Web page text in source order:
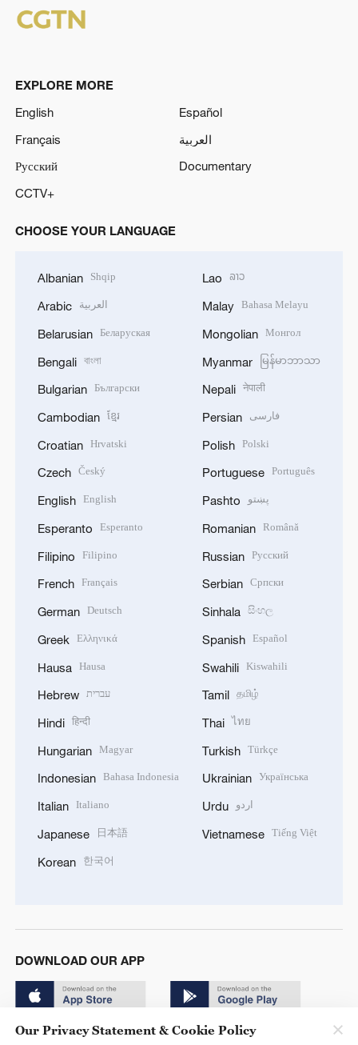
EXPLORE MORE
English
Español
Français
العربية
Русский
Documentary
CCTV+
CHOOSE YOUR LANGUAGE
Albanian Shqip
Arabic العربية
Belarusian Беларуская
Bengali বাংলা
Bulgarian Български
Cambodian ខ្មែរ
Croatian Hrvatski
Czech Český
English English
Esperanto Esperanto
Filipino Filipino
French Français
German Deutsch
Greek Ελληνικά
Hausa Hausa
Hebrew עברית
Hindi हिन्दी
Hungarian Magyar
Indonesian Bahasa Indonesia
Italian Italiano
Japanese 日本語
Korean 한국어
Lao ລາວ
Malay Bahasa Melayu
Mongolian Монгол
Myanmar မြန်မာဘာသာ
Nepali नेपाली
Persian فارسی
Polish Polski
Portuguese Português
Pashto پښتو
Romanian Română
Russian Русский
Serbian Српски
Sinhala සිංහල
Spanish Español
Swahili Kiswahili
Tamil தமிழ்
Thai ไทย
Turkish Türkçe
Ukrainian Українська
Urdu اردو
Vietnamese Tiếng Việt
DOWNLOAD OUR APP
Our Privacy Statement & Cookie Policy